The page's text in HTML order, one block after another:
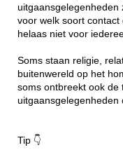
uitgaansgelegenheden
voor welk soort
helaas niet voor
Soms staan religie,
buitenwereld op het
soms ontbreekt ook de
uitgaansgelegenheden
Tip 👇